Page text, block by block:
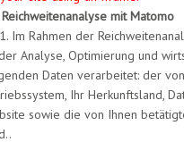
mit Matomo
Im Rahmen der
Analyse, Optimierung und
Daten verarbeitet: der
Ihr Herkunftsland,
sowie die von Ihnen